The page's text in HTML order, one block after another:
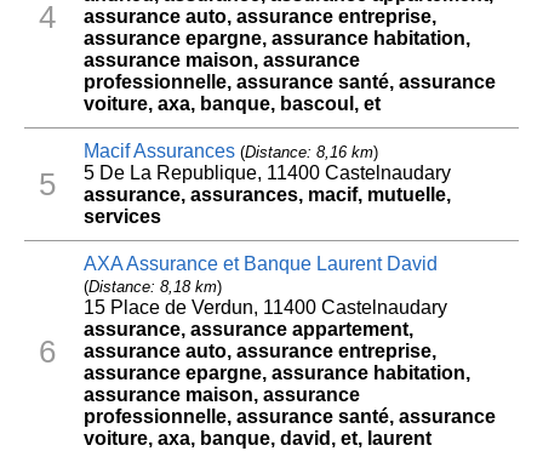
4
assurance auto, assurance entreprise,
assurance epargne, assurance habitation,
assurance maison, assurance
professionnelle, assurance santé, assurance
voiture, axa, banque, bascoul, et
5
Macif Assurances(Distance: 8,16 km)
5 De La Republique, 11400 Castelnaudary
assurance, assurances, macif, mutuelle,
services
6
AXA Assurance et Banque Laurent David
(Distance: 8,18 km)
15 Place de Verdun, 11400 Castelnaudary
assurance, assurance appartement,
assurance auto, assurance entreprise,
assurance epargne, assurance habitation,
assurance maison, assurance
professionnelle, assurance santé, assurance
voiture, axa, banque, david, et, laurent